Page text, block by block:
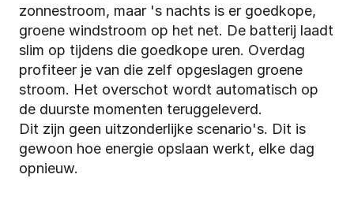
zonnestroom, maar 's nachts is er goedkope,
groene windstroom op het net. De batterij laadt
slim op tijdens die goedkope uren. Overdag
profiteer je van die zelf opgeslagen groene
stroom. Het overschot wordt automatisch op
de duurste momenten teruggeleverd.
Dit zijn geen uitzonderlijke scenario's. Dit is
gewoon hoe energie opslaan werkt, elke dag
opnieuw.